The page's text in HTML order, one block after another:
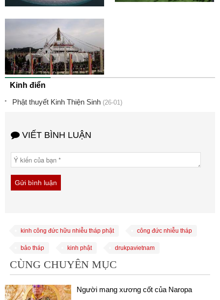
Kinh điển
Phật thuyết Kinh Thiện Sinh (26-01)
VIẾT BÌNH LUẬN
kinh công đức hữu nhiễu tháp phật công đức nhiễu tháp
bảo tháp kinh phật drukpavietnam
CÙNG CHUYÊN MỤC
Người mang xương cốt của Naropa